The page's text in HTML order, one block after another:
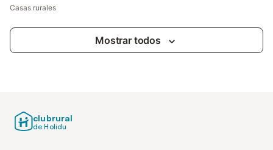
Casas rurales
Mostrar todos
clubrural
de Holidu